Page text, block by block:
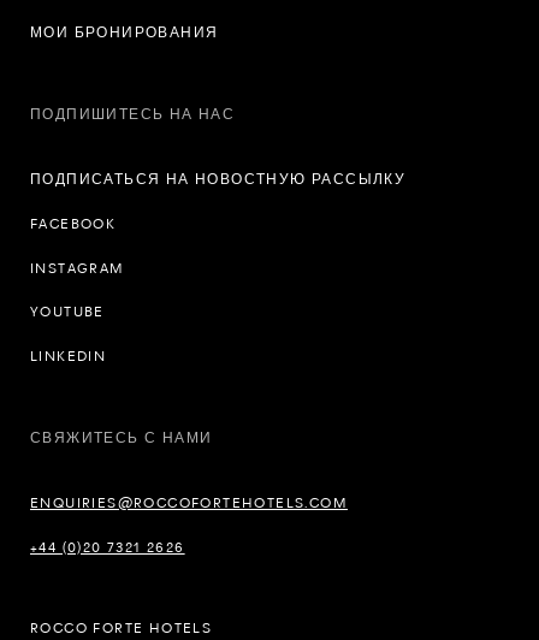
МОИ БРОНИРОВАНИЯ
ПОДПИШИТЕСЬ НА НАС
ПОДПИСАТЬСЯ НА НОВОСТНУЮ РАССЫЛКУ
FACEBOOK
INSTAGRAM
YOUTUBE
LINKEDIN
СВЯЖИТЕСЬ С НАМИ
ENQUIRIES@ROCCOFORTEHOTELS.COM
+44 (0)20 7321 2626
ROCCO FORTE HOTELS